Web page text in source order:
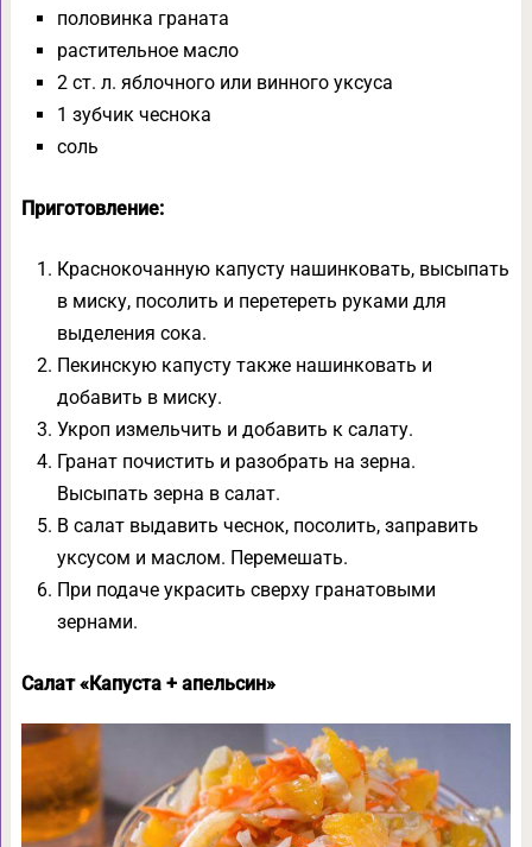
половинка граната
растительное масло
2 ст. л. яблочного или винного уксуса
1 зубчик чеснока
соль
Приготовление:
Краснокочанную капусту нашинковать, высыпать
в миску, посолить и перетереть руками для
выделения сока.
Пекинскую капусту также нашинковать и
добавить в миску.
Укроп измельчить и добавить к салату.
Гранат почистить и разобрать на зерна.
Высыпать зерна в салат.
В салат выдавить чеснок, посолить, заправить
уксусом и маслом. Перемешать.
При подаче украсить сверху гранатовыми
зернами.
Салат «Капуста + апельсин»